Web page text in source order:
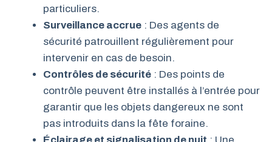
particuliers.
Surveillance accrue : Des agents de
sécurité patrouillent régulièrement pour
intervenir en cas de besoin.
Contrôles de sécurité : Des points de
contrôle peuvent être installés à l’entrée pour
garantir que les objets dangereux ne sont
pas introduits dans la fête foraine.